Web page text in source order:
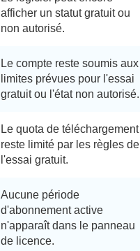
afficher un statut gratuit ou
non autorisé.
Le compte reste soumis aux
limites prévues pour l'essai
gratuit ou l'état non autorisé.
Le quota de téléchargement
reste limité par les règles de
l'essai gratuit.
Aucune période
d'abonnement active
n'apparaît dans le panneau
de licence.